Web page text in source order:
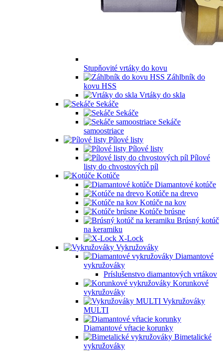
Stupňovité vrtáky do kovu
Záhlbník do
kovu HSS
Vrtáky do skla
Sekáče
Sekáče
Sekáče
samoostriace
Pílové listy
Pílové listy
Pílové
listy do chvostových píl
Kotúče
Diamantové kotúče
Kotúče na drevo
Kotúče na kov
Kotúče brúsne
Brúsný kotúč
na keramiku
X-Lock
Vykružováky
Diamantové
vykružováky
Príslušenstvo diamantových vrtákov
Korunkové
vykružováky
Vykružováky
MULTI
Diamantové vŕtacie korunky
Bimetalické
vykružováky